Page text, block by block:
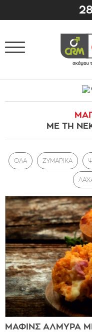
ΜΕ ΤΗ
ΟΛΑ ΖΥΜΑΡΙΚΑ
ΜΑΦΙΝΣ ΑΛΜΥΡΑ